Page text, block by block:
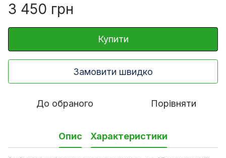
3 450 грн
Купити
Замовити швидко
До обраного Порівняти
Опис Характеристики